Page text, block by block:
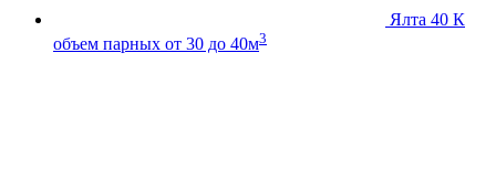
Ялта 40 К
объем парных от 30 до 40м3